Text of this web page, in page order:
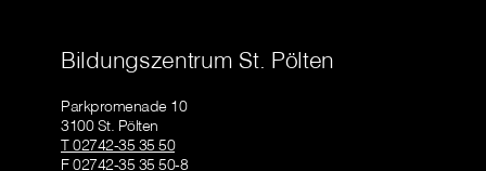
Bildungszentrum St. Pölten
Parkpromenade 10
3100 St. Pölten
T 02742-35 35 50
F 02742-35 35 50-8